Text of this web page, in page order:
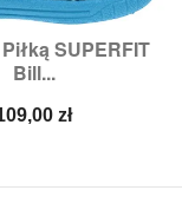
SUPERFIT
Bill...
zł
podgląd
27,29,